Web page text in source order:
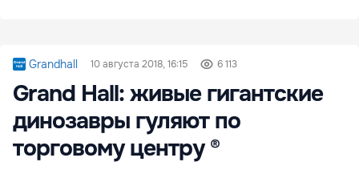
Grandhall 10 августа 2018, 16:15 6 113
Grand Hall: живые гигантские
динозавры гуляют по
торговому центру ®